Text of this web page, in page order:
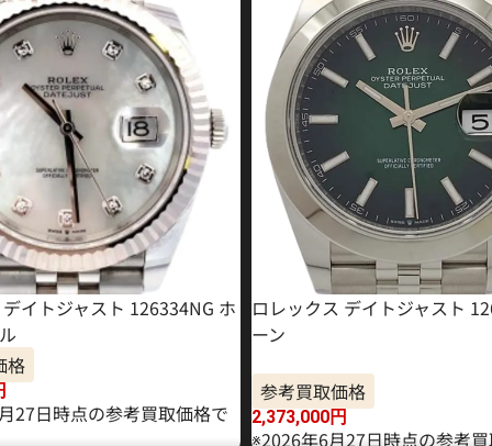
イトジャスト 126334NG ホ
格
27日時点の参考買取価格で
ロレックス デイトジャスト
ーン
参考買取価格
2,373,000円
※2026年6月27日時点の参考